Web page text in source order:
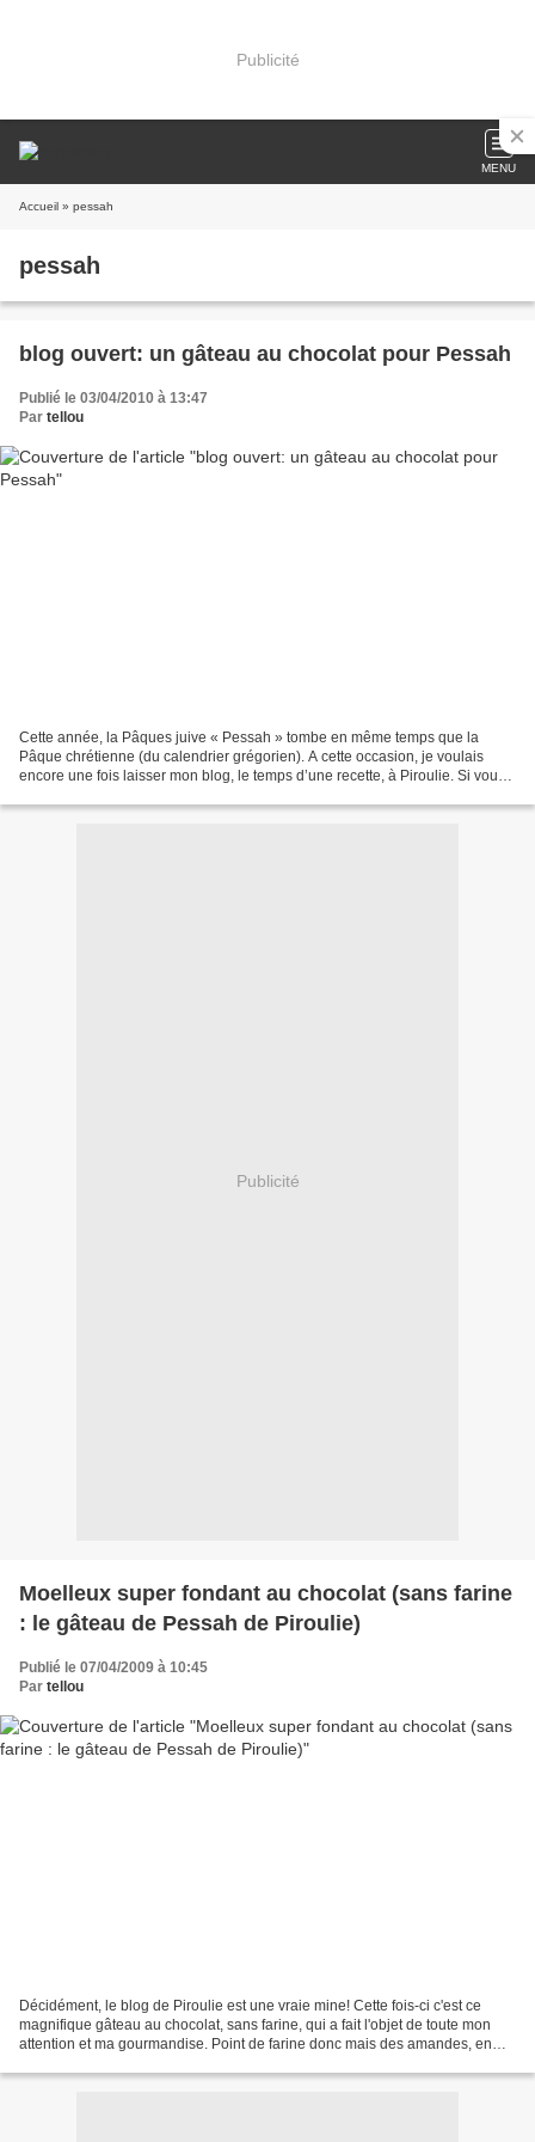
Publicité
MENU
Accueil » pessah
pessah
blog ouvert: un gâteau au chocolat pour Pessah
Publié le 03/04/2010 à 13:47
Par tellou
Cette année, la Pâques juive « Pessah » tombe en même temps que la
Pâque chrétienne (du calendrier grégorien). A cette occasion, je voulais
encore une fois laisser mon blog, le temps d’une recette, à Piroulie. Si vous
Publicité
Moelleux super fondant au chocolat (sans farine
: le gâteau de Pessah de Piroulie)
Publié le 07/04/2009 à 10:45
Par tellou
Décidément, le blog de Piroulie est une vraie mine! Cette fois-ci c'est ce
magnifique gâteau au chocolat, sans farine, qui a fait l'objet de toute mon
attention et ma gourmandise. Point de farine donc mais des amandes, en